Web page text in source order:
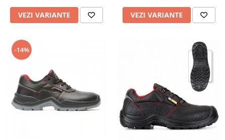
VEZI VARIANTE VEZI VARIANTE
-14%